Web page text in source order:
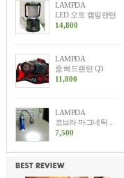
LAMPDA
LED 오토 캠핑랜턴
14,800
LAMPDA
줌 헤드랜턴 Q3
11,800
LAMPDA
코브라 마그네틱 ..
7,500